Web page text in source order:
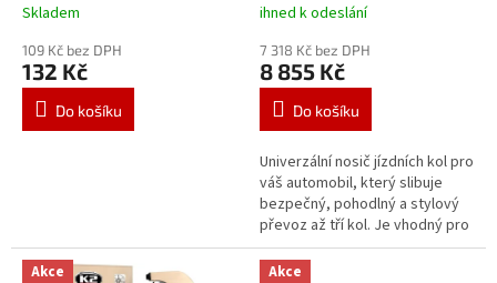
zSkladem
109 Kč bez DPH
132 Kč
Do košíku
ihned k odeslání
7 318 Kč bez DPH
8 855 Kč
Do košíku
Univerzální nosič jízdních kol pro
váš automobil, který slibuje
bezpečný, pohodlný a stylový
převoz až tří kol. Je vhodný pro
většinu druhů kol, ať už
potřebujete převézt...
Akce Akce